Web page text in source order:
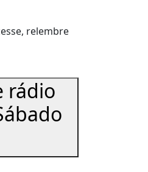
relembre
rádio